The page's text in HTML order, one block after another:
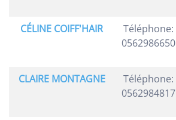
CÉLINE COIFF'HAIR
Téléphone:
0562986650
CLAIRE MONTAGNE
Téléphone:
0562984817